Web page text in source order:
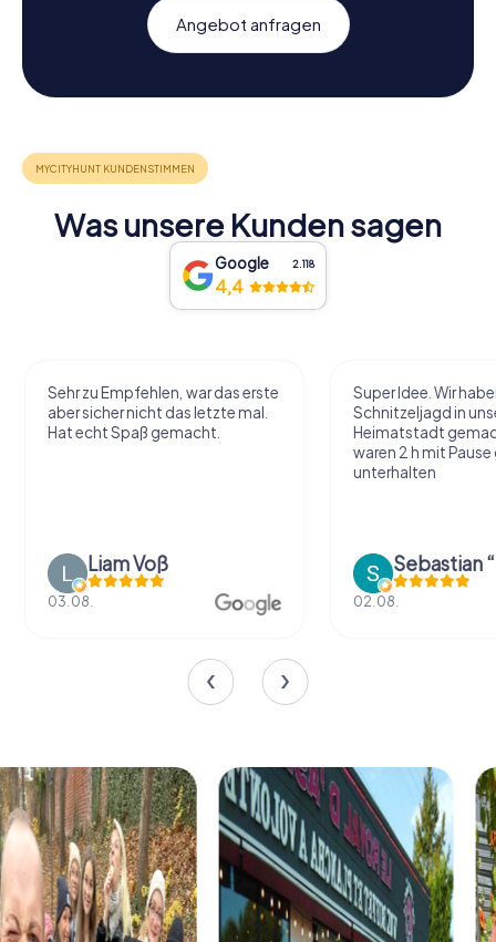
Angebot anfragen
Was unsere Kunden sagen
Google 2.118
4,4
Sehr zu Empfehlen, war das erste
aber sicher nicht das letzte mal.
Hat echt Spaß gemacht.
Liam Voß
03.08.
Super Idee. Wir
Schnitzeljagd in
Heimatstadt
waren 2 h mit
unterhalten
02.08.